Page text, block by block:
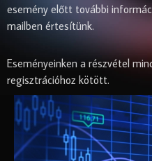
esemény előtt további
mailben értesítünk.
Eseményeinken a részvétel
regisztrációhoz kötött.